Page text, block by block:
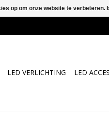
LED VERLICHTING LED
op om onze website te verbeteren.